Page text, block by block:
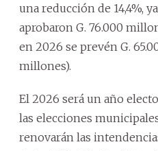
una reducción de 14,4%,
aprobaron G. 76.000
en 2026 se prevén G.
millones).
El 2026 será un año
las elecciones
renovarán las